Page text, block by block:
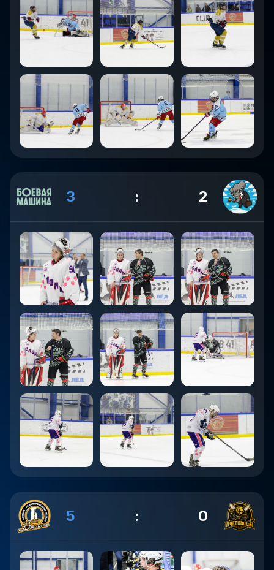
3 : 2
5 : 0